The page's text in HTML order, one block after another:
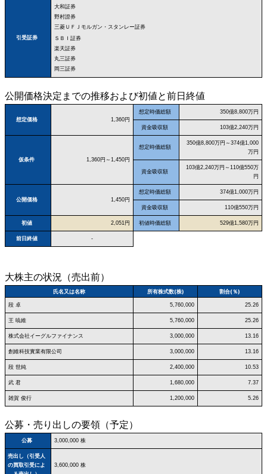
引受証券
大和証券
野村證券
三菱ＵＦＪモルガン・スタンレー証券
ＳＢＩ証券
楽天証券
丸三証券
岡三証券
公開価格決定までの推移および初値と前日終値
想定価格 1,360円
想定時価総額 350億8,800万円
資金吸収額 103億2,240万円
仮条件 1,360円～1,450円
想定時価総額
350億8,800万円～374億1,000
万円
資金吸収額
103億2,240万円～110億550万
円
公開価格 1,450円
想定時価総額 374億1,000万円
資金吸収額 110億550万円
初値 2,051円 初値時価総額 529億1,580万円
前日終値 -
大株主の状況（売出前）
氏名又は名称 所有株式数(株) 割合(％)
段 卓 5,760,000 25.26
王 暁維 5,760,000 25.26
株式会社イーグルファイナンス 3,000,000 13.16
創維科技實業有限公司 3,000,000 13.16
段 世純 2,400,000 10.53
武 君 1,680,000 7.37
雑賀 俊行 1,200,000 5.26
公募・売り出しの要領（予定）
公募 3,000,000 株
売出し（引受人
の買取引受によ
3,600,000 株